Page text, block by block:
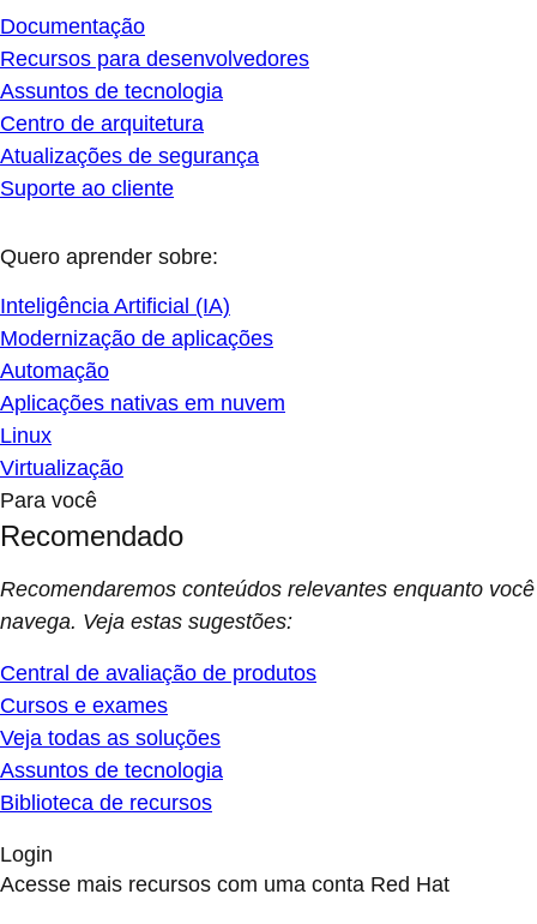
Documentação
Recursos para desenvolvedores
Assuntos de tecnologia
Centro de arquitetura
Atualizações de segurança
Suporte ao cliente
Quero aprender sobre:
Inteligência Artificial (IA)
Modernização de aplicações
Automação
Aplicações nativas em nuvem
Linux
Virtualização
Para você
Recomendado
Recomendaremos conteúdos relevantes enquanto você
navega. Veja estas sugestões:
Central de avaliação de produtos
Cursos e exames
Veja todas as soluções
Assuntos de tecnologia
Biblioteca de recursos
Login
Acesse mais recursos com uma conta Red Hat